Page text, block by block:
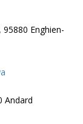
95880 Enghien-
Andard